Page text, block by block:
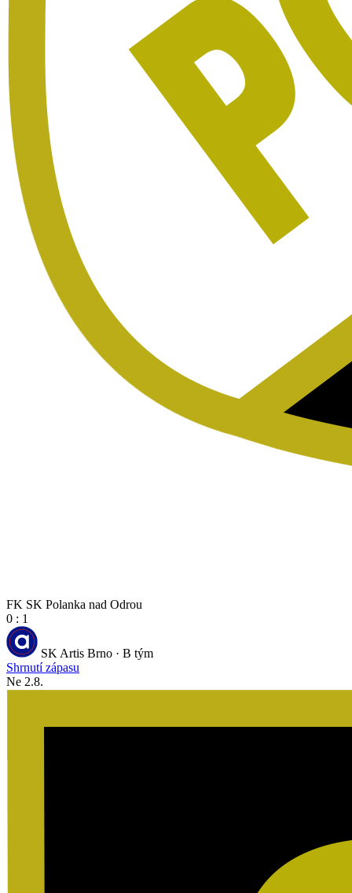
FK SK Polanka nad Odrou
0 : 1
SK Artis Brno · B tým
Shrnutí zápasu
Ne 2.8.